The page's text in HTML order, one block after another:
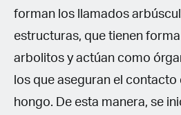
forman los llamados
estructuras, que tienen
arbolitos y actúan como
los que aseguran el contacto
hongo. De esta manera, se